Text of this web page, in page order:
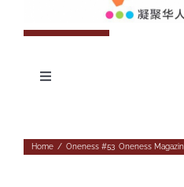
Toggle
往期杂志
Home / Oneness #53, Oneness